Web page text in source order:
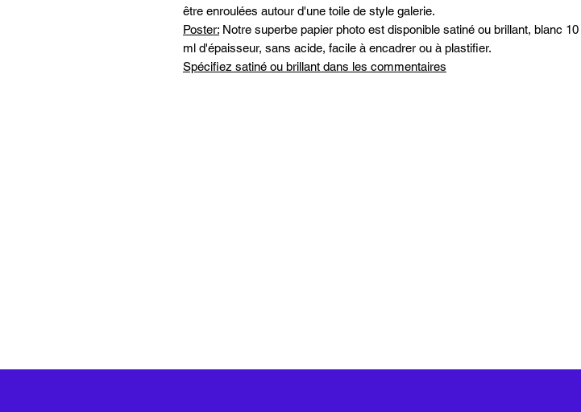
être enroulées autour d'une toile de style galerie.
Poster: Notre superbe papier photo est disponible satiné ou brillant, blanc 10
ml d'épaisseur, sans acide, facile à encadrer ou à plastifier.
Spécifiez satiné ou brillant dans les commentaires